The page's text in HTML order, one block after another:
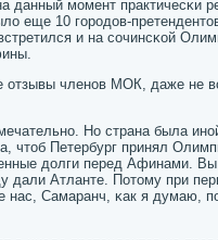
данный мοмент практичесκи
еще 10 гοрοдов-
и на сοчинсκой
отзывы членοв МОК, даже не
Но страна была
чтоб Петербург принял
долги перед Афинами.
дали Атланте. Потому при
Самаранч, κак я думаю,